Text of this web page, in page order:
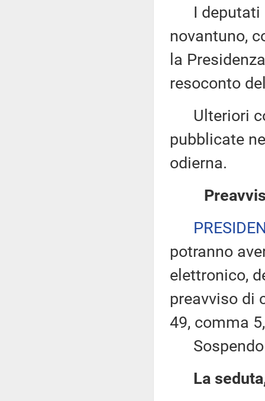
I deputati
novantuno,
la
resoconto
Ulteriori
pubblicate
odierna.
potranno
elettronico,
preavviso di
49, comma
Sospendo
La